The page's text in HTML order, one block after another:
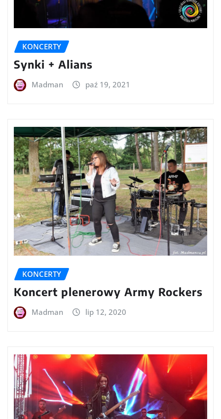
KONCERTY
Synki + Alians
Madman paź 19, 2021
KONCERTY
Koncert plenerowy Army Rockers
Madman lip 12, 2020